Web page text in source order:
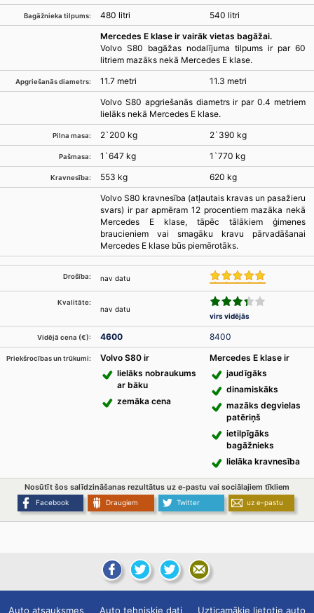
Bagāžnieka tilpums: 480 litri
540 litri
Mercedes E klase ir vairāk vietas bagāžai.
Volvo S80 bagāžas nodalījuma tilpums ir par 60
litriem mazāks nekā Mercedes E klase.
Apgriešanās diametrs: 11.7 metri
11.3 metri
Volvo S80 apgriešanās diametrs ir par 0.4 metriem
lielāks nekā Mercedes E klase.
Pilna masa: 2`200 kg 2`390 kg
Pašmasa: 1`647 kg 1`770 kg
Kravnesība: 553 kg
620 kg
Volvo S80 kravnesība (atļautais kravas un pasažieru
svars) ir par apmēram 12 procentiem mazāka nekā
Mercedes E klase, tāpēc tālākiem ģimenes
braucieniem vai smagāku kravu pārvadāšanai
Mercedes E klase būs piemērotāks.
Drošība: nav datu
Kvalitāte:
nav datu
virs vidējās
Vidējā cena (€): 4600 8400
Priekšrocības un trūkumi:
Volvo S80 ir
lielāks nobraukums
ar bāku
zemāka cena
Mercedes E klase ir
jaudīgāks
dinamiskāks
mazāks degvielas
patēriņš
ietilpīgāks
bagāžnieks
lielāka kravnesība
Nosūtīt šos salīdzināšanas rezultātus uz e-pastu vai sociālajiem tīkliem
Facebook Draugiem Twitter uz e-pastu
Auto atsauksmes Auto tehniskie dati Uzticamākie lietotie auto